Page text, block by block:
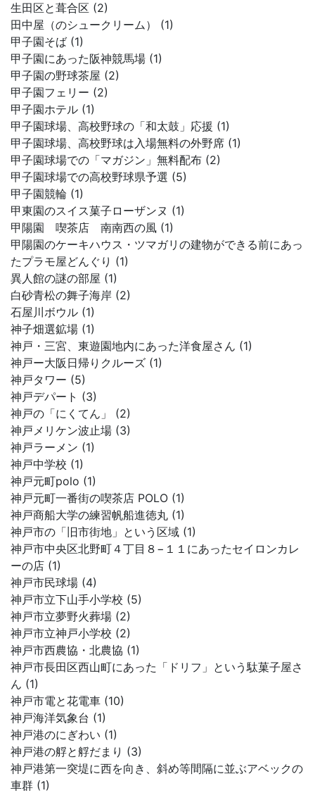
生田区と葺合区 (2)
田中屋（のシュークリーム） (1)
甲子園そば (1)
甲子園にあった阪神競馬場 (1)
甲子園の野球茶屋 (2)
甲子園フェリー (2)
甲子園ホテル (1)
甲子園球場、高校野球の「和太鼓」応援 (1)
甲子園球場、高校野球は入場無料の外野席 (1)
甲子園球場での「マガジン」無料配布 (2)
甲子園球場での高校野球県予選 (5)
甲子園競輪 (1)
甲東園のスイス菓子ローザンヌ (1)
甲陽園 喫茶店 南南西の風 (1)
甲陽園のケーキハウス・ツマガリの建物ができる前にあっ
たプラモ屋どんぐり (1)
異人館の謎の部屋 (1)
白砂青松の舞子海岸 (2)
石屋川ボウル (1)
神子畑選鉱場 (1)
神戸・三宮、東遊園地内にあった洋食屋さん (1)
神戸ー大阪日帰りクルーズ (1)
神戸タワー (5)
神戸デパート (3)
神戸の「にくてん」 (2)
神戸メリケン波止場 (3)
神戸ラーメン (1)
神戸中学校 (1)
神戸元町polo (1)
神戸元町一番街の喫茶店 POLO (1)
神戸商船大学の練習帆船進徳丸 (1)
神戸市の「旧市街地」という区域 (1)
神戸市中央区北野町４丁目８−１１にあったセイロンカレ
ーの店 (1)
神戸市民球場 (4)
神戸市立下山手小学校 (5)
神戸市立夢野火葬場 (2)
神戸市立神戸小学校 (2)
神戸市西農協・北農協 (1)
神戸市長田区西山町にあった「ドリフ」という駄菓子屋さ
ん (1)
神戸市電と花電車 (10)
神戸海洋気象台 (1)
神戸港のにぎわい (1)
神戸港の艀と艀だまり (3)
神戸港第一突堤に西を向き、斜め等間隔に並ぶアベックの
車群 (1)